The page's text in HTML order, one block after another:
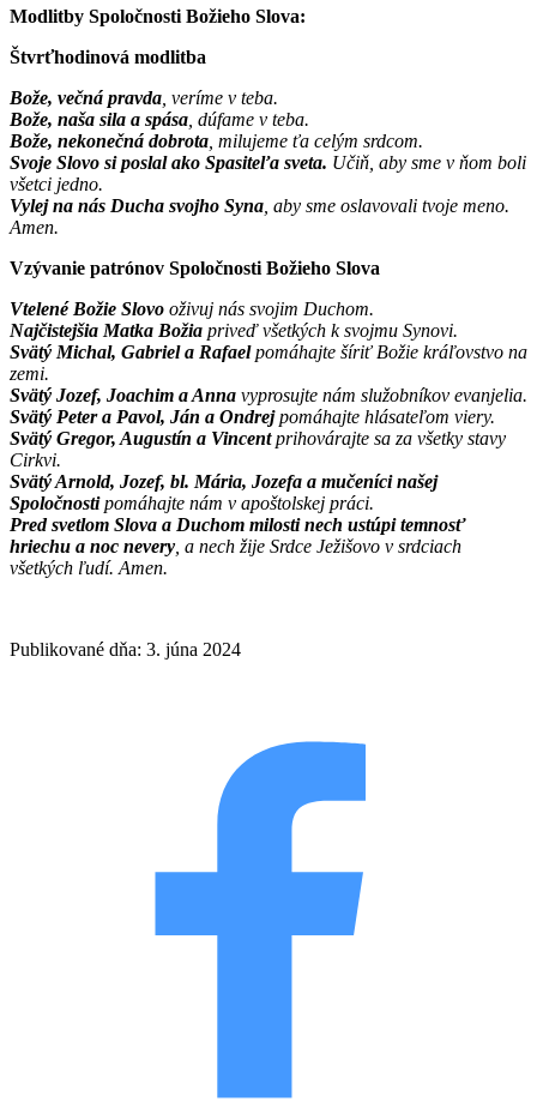
Modlitby Spoločnosti Božieho Slova:
Štvrťhodinová modlitba
Bože, večná pravda, veríme v teba.
Bože, naša sila a spása, dúfame v teba.
Bože, nekonečná dobrota, milujeme ťa celým srdcom.
Svoje Slovo si poslal ako Spasiteľa sveta. Učiň, aby sme v ňom boli
všetci jedno.
Vylej na nás Ducha svojho Syna, aby sme oslavovali tvoje meno.
Amen.
Vzývanie patrónov Spoločnosti Božieho Slova
Vtelené Božie Slovo oživuj nás svojim Duchom.
Najčistejšia Matka Božia priveď všetkých k svojmu Synovi.
Svätý Michal, Gabriel a Rafaelpomáhajte šíriť Božie kráľovstvo na
zemi.
Svätý Jozef, Joachim a Anna vyprosujte nám služobníkov evanjelia.
Svätý Peter a Pavol, Ján a Ondrejpomáhajte hlásateľom viery.
Svätý Gregor, Augustín a Vincentprihovárajte sa za všetky stavy
Cirkvi.
Svätý Arnold, Jozef, bl. Mária, Jozefa a mučeníci našej
Spoločnostipomáhajte nám v apoštolskej práci.
Pred svetlom Slova a Duchom milosti nech ustúpi temnosť
hriechu a noc nevery, a nech žije Srdce Ježišovo v srdciach
všetkých ľudí. Amen.
Publikované dňa: 3. júna 2024